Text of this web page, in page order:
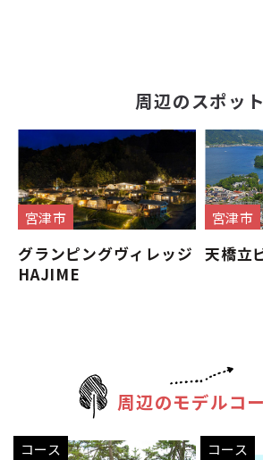
周辺のスポット
宮津市
グランピングヴィレッジ
HAJIME
宮津市
天橋立
周辺のモデルコ
コース コース